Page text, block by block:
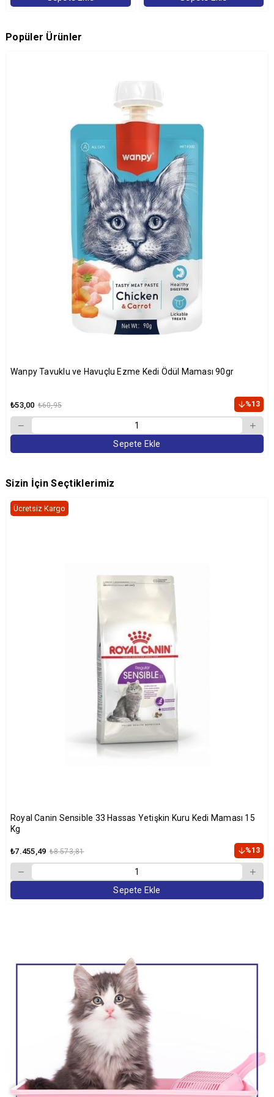
Popüler Ürünler
Wanpy Tavuklu ve Havuçlu Ezme Kedi Ödül Maması 90gr
₺53,00 ₺60,95 %13
Sepete Ekle
Sizin İçin Seçtiklerimiz
Royal Canin Sensible 33 Hassas Yetişkin Kuru Kedi Maması 15
Kg
₺7.455,49 ₺8.573,81 %13
Ücretsiz Kargo
Sepete Ekle